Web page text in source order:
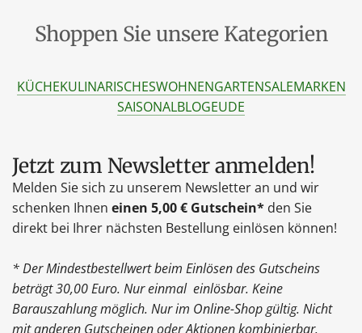
Shoppen Sie unsere Kategorien
KÜCHEKULINARISCHESWOHNENGARTENSALEMARKEN
SAISONALBLOGEUDE
Jetzt zum Newsletter anmelden!
Melden Sie sich zu unserem Newsletter an und wir
schenken Ihnen einen 5,00 € Gutschein* den Sie
direkt bei Ihrer nächsten Bestellung einlösen können!
* Der Mindestbestellwert beim Einlösen des Gutscheins
beträgt 30,00 Euro. Nur einmal einlösbar. Keine
Barauszahlung möglich. Nur im Online-Shop gültig. Nicht
mit anderen Gutscheinen oder Aktionen kombinierbar.